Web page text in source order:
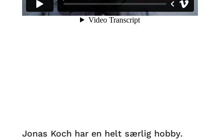
Jonas Koch har en helt særlig hobby.